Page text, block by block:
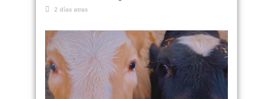
2 días atras